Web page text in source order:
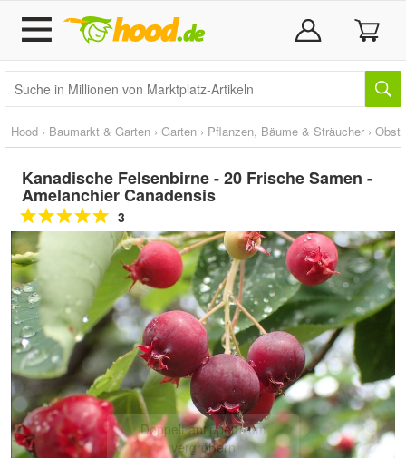
Hood › Baumarkt & Garten › Garten › Pflanzen, Bäume & Sträucher › Obst
Kanadische Felsenbirne - 20 Frische Samen -
Amelanchier Canadensis
3
Doppelt antippen zum
vergrößern